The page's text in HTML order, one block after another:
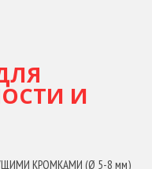
И
КРОМКАМИ (Ø 5-8 мм)